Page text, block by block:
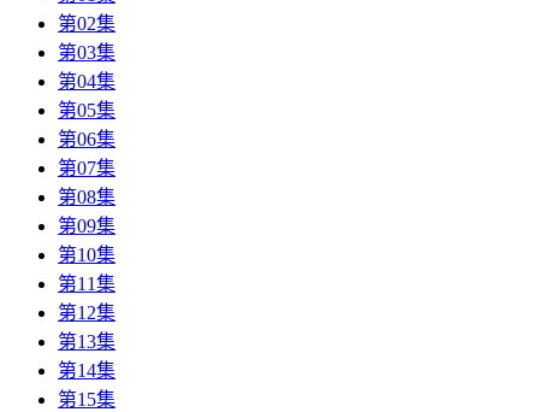
第02集
第03集
第04集
第05集
第06集
第07集
第08集
第09集
第10集
第11集
第12集
第13集
第14集
第15集